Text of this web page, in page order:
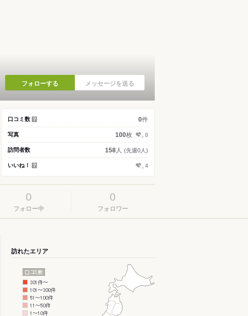
フォローする メッセージを送る
口コミ数 ？ 0件
写真 100枚 0
訪問者数 158人 (先週0人)
いいね！ ？ 4
0
フォロー中
0
フォロワー
訪れたエリア